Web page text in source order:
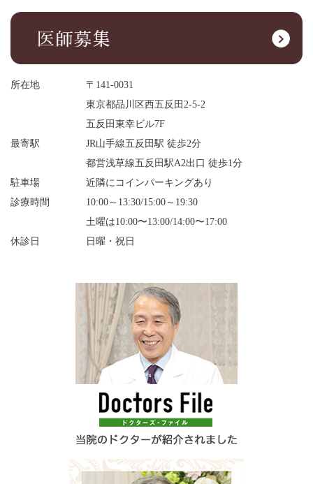
所在地
〒141-0031
東京都品川区西五反田2-5-2
五反田東幸ビル7F
最寄駅
JR山手線五反田駅 徒歩2分
都営浅草線五反田駅A2出口 徒歩1分
駐車場
近隣にコインパーキングあり
診療時間
10:00～13:30/15:00～19:30
土曜は10:00〜13:00/14:00〜17:00
休診日
日曜・祝日